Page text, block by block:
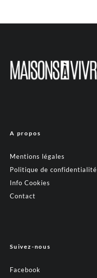
A propos
Mentions légales
Politique de confidentialité
Info Cookies
Contact
Suivez-nous
Facebook